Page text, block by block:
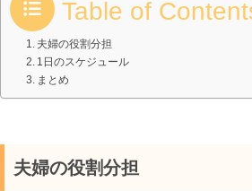
Table of
夫婦の役割分担
1日のスケジュール
まとめ
夫婦の役割分担